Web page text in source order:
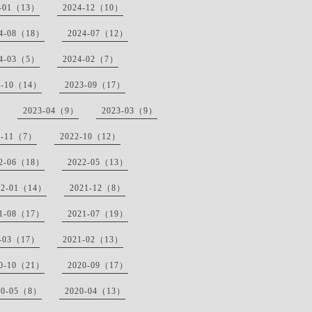
（13） 2024-12（10）
08（18） 2024-07（12）
03（5） 2024-02（7）
10（14） 2023-09（17）
2023-04（9） 2023-03（9）
11（7） 2022-10（12）
06（18） 2022-05（13）
01（14） 2021-12（8）
08（17） 2021-07（19）
（17） 2021-02（13）
10（21） 2020-09（17）
05（8） 2020-04（13）